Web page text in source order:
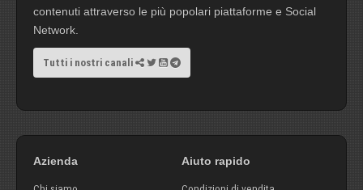
contenuti attraverso le più popolari piattaforme e Social
Network.
Tutti i nostri canali
Azienda Aiuto rapido